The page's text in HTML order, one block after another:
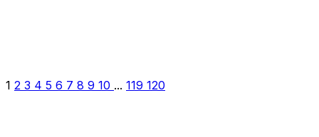
1 2 3 4 5 6 7 8 9 10 ... 119 120